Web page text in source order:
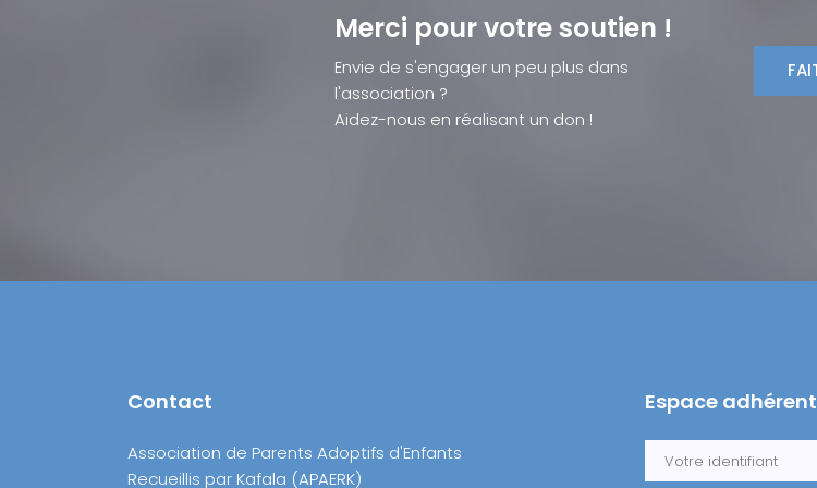
Merci pour votre soutien !
Envie de s'engager un peu plus dans
l'association ?
Aidez-nous en réalisant un don !
Contact
Association de Parents Adoptifs d'Enfants
Recueillis par Kafala (APAERK)
Espace adhérent